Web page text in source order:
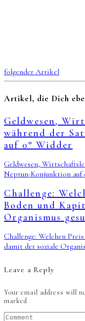
folgender Artikel
Artikel, die Dich
Geldwesen,
während der
auf 0° Widder
Geldwesen,
Neptun-Konjunktion auf
Challenge:
Boden und
Organismus
Challenge: Welchen
damit der soziale
Leave a Reply
Your email address will
marked